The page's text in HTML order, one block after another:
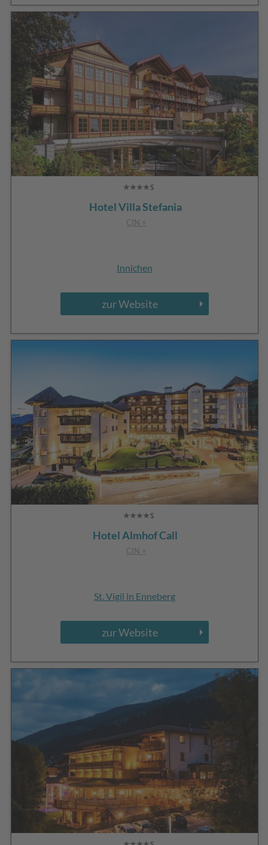
Hotel Villa Stefania
CIN +
Innichen
zur Website
Hotel Almhof Call
CIN +
St. Vigil in Enneberg
zur Website